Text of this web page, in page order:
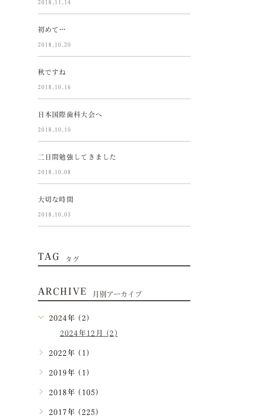
2018.11.14
初めて…
2018.10.20
秋ですね
2018.10.16
日本国際歯科大会へ
2018.10.10
二日間勉強してきました
2018.10.08
大切な時間
2018.10.03
TAG タグ
ARCHIVE 月別アーカイブ
2024年 (2)
2024年12月 (2)
2022年 (1)
2019年 (1)
2018年 (105)
2017年 (225)